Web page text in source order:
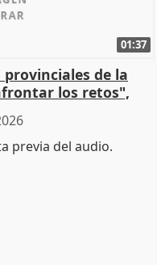
01:37
de la
los retos",